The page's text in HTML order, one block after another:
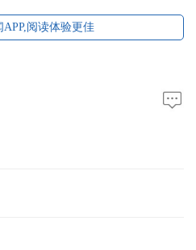
阅读体验更佳